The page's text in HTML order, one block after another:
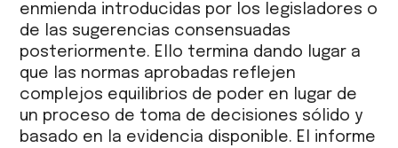
enmienda introducidas por los legisladores o
de las sugerencias consensuadas
posteriormente. Ello termina dando lugar a
que las normas aprobadas reflejen
complejos equilibrios de poder en lugar de
un proceso de toma de decisiones sólido y
basado en la evidencia disponible. El informe